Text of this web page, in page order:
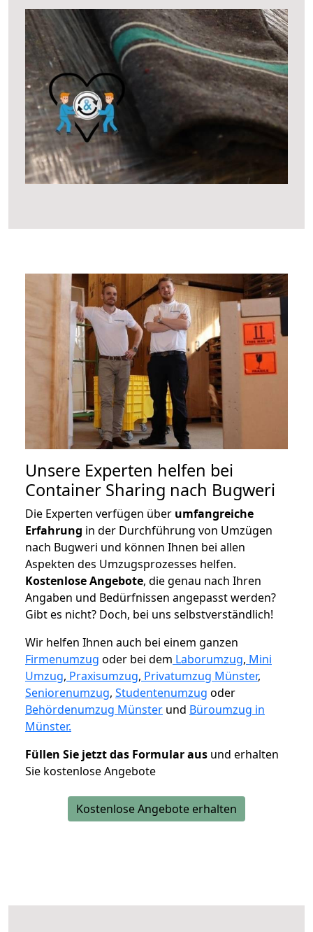
Unsere Experten helfen bei
Container Sharing nach Bugweri
Die Experten verfügen über umfangreiche
Erfahrung in der Durchführung von Umzügen
nach Bugweri und können Ihnen bei allen
Aspekten des Umzugsprozesses helfen.
Kostenlose Angebote, die genau nach Ihren
Angaben und Bedürfnissen angepasst werden?
Gibt es nicht? Doch, bei uns selbstverständlich!
Wir helfen Ihnen auch bei einem ganzen
Firmenumzug oder bei dem Laborumzug, Mini
Umzug, Praxisumzug, Privatumzug Münster,
Seniorenumzug, Studentenumzug oder
Behördenumzug Münster und Büroumzug in
Münster.
Füllen Sie jetzt das Formular aus und erhalten
Sie kostenlose Angebote
Kostenlose Angebote erhalten